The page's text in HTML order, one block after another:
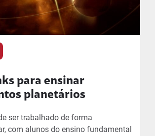
para ensinar
planetários
ser trabalhado de forma
com alunos do ensino fundamental